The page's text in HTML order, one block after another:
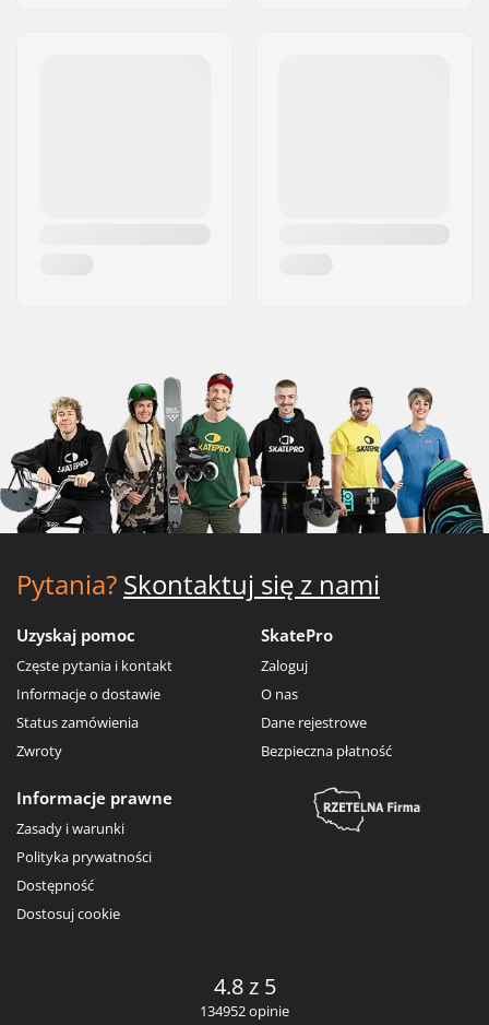
Pytania? Skontaktuj się z nami
Uzyskaj pomoc
Częste pytania i kontakt
Informacje o dostawie
Status zamówienia
Zwroty
SkatePro
Zaloguj
O nas
Dane rejestrowe
Bezpieczna płatność
Informacje prawne
Zasady i warunki
Polityka prywatności
Dostępność
Dostosuj cookie
4.8 z 5
134952 opinie